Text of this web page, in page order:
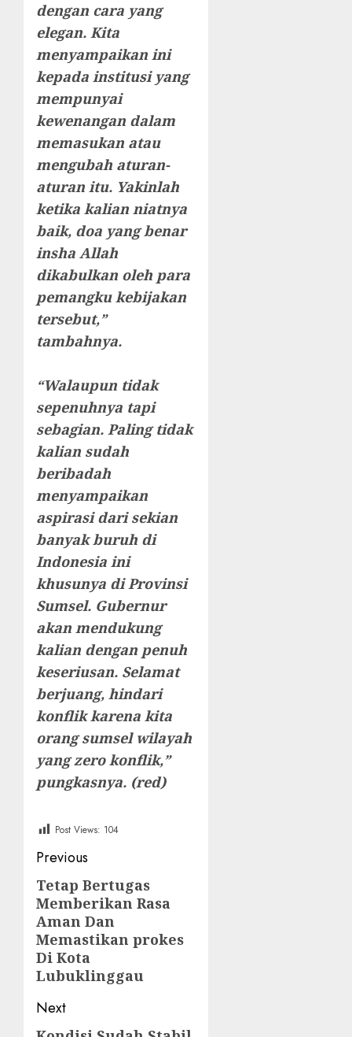
dengan cara yang
elegan. Kita
menyampaikan ini
kepada institusi yang
mempunyai
kewenangan dalam
memasukan atau
mengubah aturan-
aturan itu. Yakinlah
ketika kalian niatnya
baik, doa yang benar
insha Allah
dikabulkan oleh para
pemangku kebijakan
tersebut,”
tambahnya.
“Walaupun tidak
sepenuhnya tapi
sebagian. Paling tidak
kalian sudah
beribadah
menyampaikan
aspirasi dari sekian
banyak buruh di
Indonesia ini
khusunya di Provinsi
Sumsel. Gubernur
akan mendukung
kalian dengan penuh
keseriusan. Selamat
berjuang, hindari
konflik karena kita
orang sumsel wilayah
yang zero konflik,”
pungkasnya. (red)
Post Views: 104
Post
navigation
Previous
Previous
post:
Tetap Bertugas
Memberikan Rasa
Aman Dan
Memastikan prokes
Di Kota
Lubuklinggau
Next